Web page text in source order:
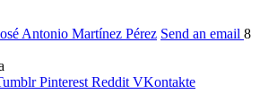
Antonio Martínez Pérez Send an email 8
Pinterest Reddit VKontakte